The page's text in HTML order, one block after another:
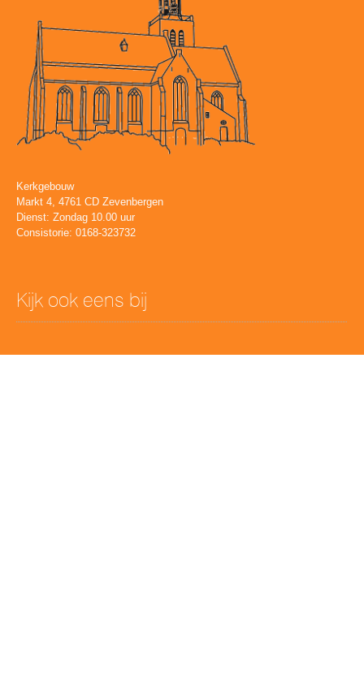
Kerkgebouw
Markt 4, 4761 CD Zevenbergen
Dienst: Zondag 10.00 uur
Consistorie: 0168-323732
Kijk ook eens bij